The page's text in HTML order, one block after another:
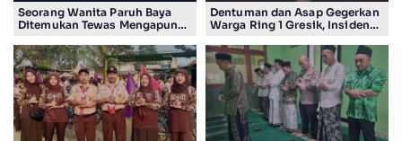
Seorang Wanita Paruh Baya
Ditemukan Tewas Mengapung
Dentuman dan Asap Gegerkan
Warga Ring 1 Gresik, Insiden
Smelting